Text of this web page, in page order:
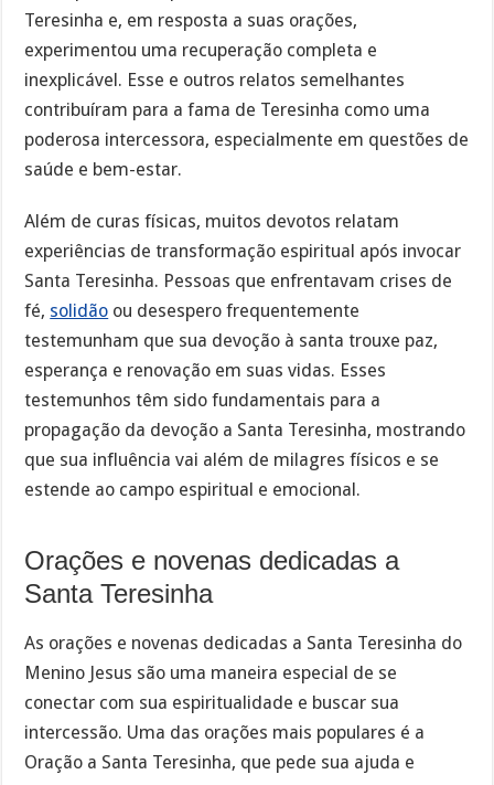
Teresinha e, em resposta a suas orações,
experimentou uma recuperação completa e
inexplicável. Esse e outros relatos semelhantes
contribuíram para a fama de Teresinha como uma
poderosa intercessora, especialmente em questões de
saúde e bem-estar.
Além de curas físicas, muitos devotos relatam
experiências de transformação espiritual após invocar
Santa Teresinha. Pessoas que enfrentavam crises de
fé, solidão ou desespero frequentemente
testemunham que sua devoção à santa trouxe paz,
esperança e renovação em suas vidas. Esses
testemunhos têm sido fundamentais para a
propagação da devoção a Santa Teresinha, mostrando
que sua influência vai além de milagres físicos e se
estende ao campo espiritual e emocional.
Orações e novenas dedicadas a
Santa Teresinha
As orações e novenas dedicadas a Santa Teresinha do
Menino Jesus são uma maneira especial de se
conectar com sua espiritualidade e buscar sua
intercessão. Uma das orações mais populares é a
Oração a Santa Teresinha, que pede sua ajuda e